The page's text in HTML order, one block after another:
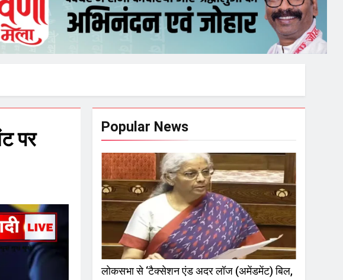
पर
Popular News
लोकसभा से ‘टैक्सेशन एंड अदर लॉज (अमेंडमेंट) बिल,